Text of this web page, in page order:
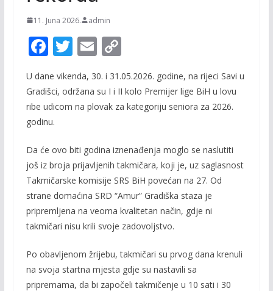
11. Juna 2026. admin
F
ac
e
b
o
o
k
T
w
itt
er
E
ai
l
C
p
y
n
k
U dane vikenda, 30. i 31.05.2026. godine, na rijeci Savi u
Gradišci, održana su I i II kolo Premijer lige BiH u lovu
ribe udicom na plovak za kategoriju seniora za 2026.
godinu.
Da će ovo biti godina iznenađenja moglo se naslutiti
još iz broja prijavljenih takmičara, koji je, uz saglasnost
Takmičarske komisije SRS BiH povećan na 27. Od
strane domaćina SRD “Amur” Gradiška staza je
pripremljena na veoma kvalitetan način, gdje ni
takmičari nisu krili svoje zadovoljstvo.
Po obavljenom žrijebu, takmičari su prvog dana krenuli
na svoja startna mjesta gdje su nastavili sa
pripremama, da bi započeli takmičenje u 10 sati i 30